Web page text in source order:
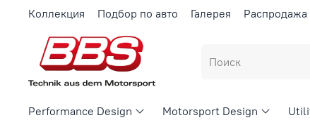
Коллекция Подбор по авто Галерея Распродажа
Performance Design Motorsport Design